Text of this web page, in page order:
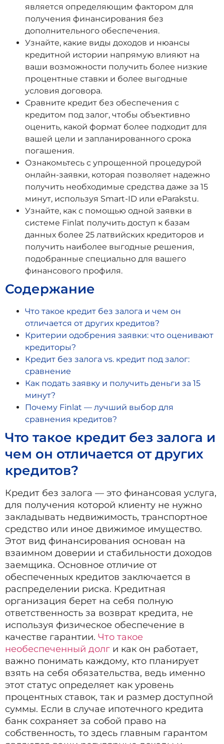
является определяющим фактором для
получения финансирования без
дополнительного обеспечения.
Узнайте, какие виды доходов и нюансы
кредитной истории напрямую влияют на
ваши возможности получить более низкие
процентные ставки и более выгодные
условия договора.
Сравните кредит без обеспечения с
кредитом под залог, чтобы объективно
оценить, какой формат более подходит для
вашей цели и запланированного срока
погашения.
Ознакомьтесь с упрощенной процедурой
онлайн-заявки, которая позволяет надежно
получить необходимые средства даже за 15
минут, используя Smart-ID или eParakstu.
Узнайте, как с помощью одной заявки в
системе Finlat получить доступ к базам
данных более 25 латвийских кредиторов и
получить наиболее выгодные решения,
подобранные специально для вашего
финансового профиля.
Содержание
Что такое кредит без залога и чем он
отличается от других кредитов?
Критерии одобрения заявки: что оценивают
кредиторы?
Кредит без залога vs. кредит под залог:
сравнение
Как подать заявку и получить деньги за 15
минут?
Почему Finlat — лучший выбор для
сравнения кредитов?
Что такое кредит без залога и
чем он отличается от других
кредитов?
Кредит без залога — это финансовая услуга,
для получения которой клиенту не нужно
закладывать недвижимость, транспортное
средство или иное движимое имущество.
Этот вид финансирования основан на
взаимном доверии и стабильности доходов
заемщика. Основное отличие от
обеспеченных кредитов заключается в
распределении риска. Кредитная
организация берет на себя полную
ответственность за возврат кредита, не
используя физическое обеспечение в
качестве гарантии. Что такое
необеспеченный долг и как он работает,
важно понимать каждому, кто планирует
взять на себя обязательства, ведь именно
этот статус определяет как уровень
процентных ставок, так и размер доступной
суммы. Если в случае ипотечного кредита
банк сохраняет за собой право на
собственность, то здесь главным гарантом